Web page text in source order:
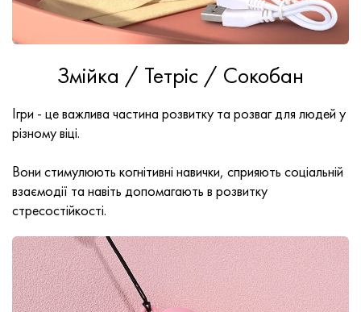
Змійка / Тетріс / Сокобан
Iгри - це важлива частина розвитку та розваг для людей у
різному віці.
Вони стимулюють когнітивні навички, сприяють соціальній
взаємодії та навіть допомагають в розвитку
стресостійкості.